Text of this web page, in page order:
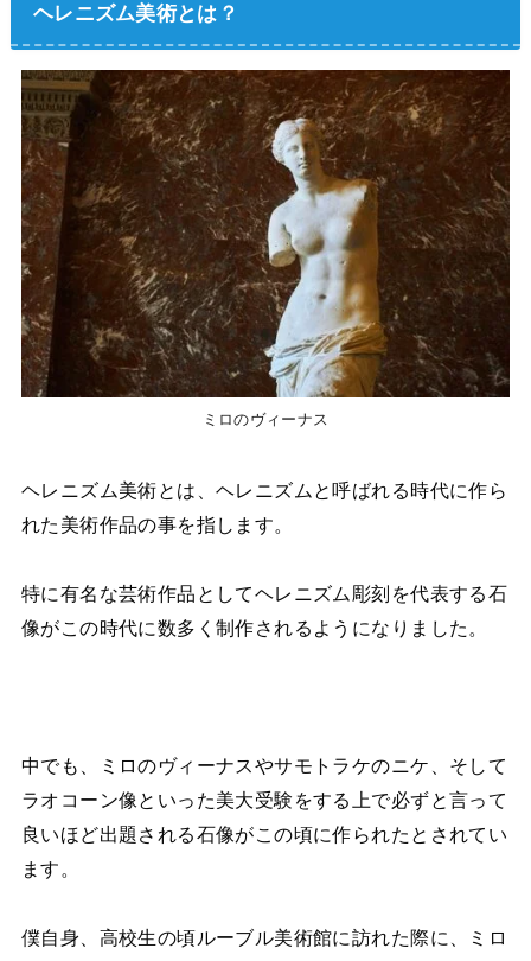
ヘレニズム美術とは？
ミロのヴィーナス
ヘレニズム美術とは、ヘレニズムと呼ばれる時代に作ら
れた美術作品の事を指します。
特に有名な芸術作品としてヘレニズム彫刻を代表する石
像がこの時代に数多く制作されるようになりました。
中でも、ミロのヴィーナスやサモトラケのニケ、そして
ラオコーン像といった美大受験をする上で必ずと言って
良いほど出題される石像がこの頃に作られたとされてい
ます。
僕自身、高校生の頃ルーブル美術館に訪れた際に、ミロ